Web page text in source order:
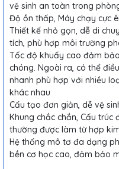
vệ sinh an toàn trong
Độ ồn thấp, Máy chạy cực
Thiết kế nhỏ gọn, dễ di
tích, phù hợp môi trường
Tốc độ khuấy cao đảm
chóng. Ngoài ra, có thể
nhanh phù hợp với nhiều
khác nhau
Cấu tạo đơn giản, dễ vệ
Khung chắc chắn, Cấu
thường được làm từ hợp
Hệ thống mô tơ đa dạng
bền cơ học cao, đảm bảo